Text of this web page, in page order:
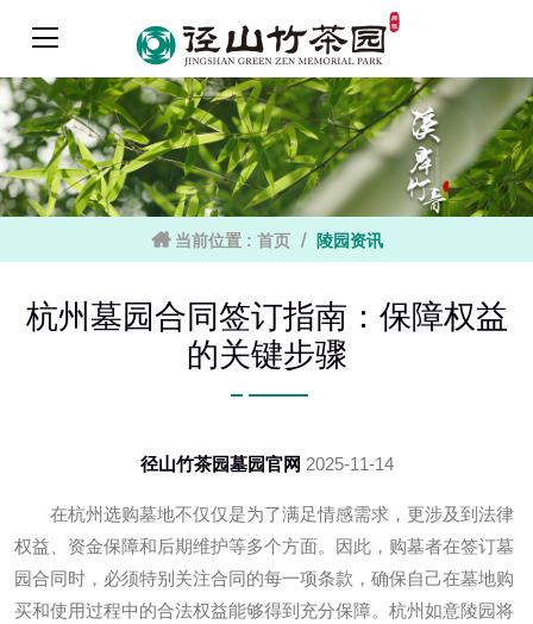
当前位置 : 首页 陵园资讯
杭州墓园合同签订指南：保障权益
的关键步骤
径山竹茶园墓园官网 2025-11-14
在杭州选购墓地不仅仅是为了满足情感需求，更涉及到法律
权益、资金保障和后期维护等多个方面。因此，购墓者在签订墓
园合同时，必须特别关注合同的每一项条款，确保自己在墓地购
买和使用过程中的合法权益能够得到充分保障。杭州如意陵园将